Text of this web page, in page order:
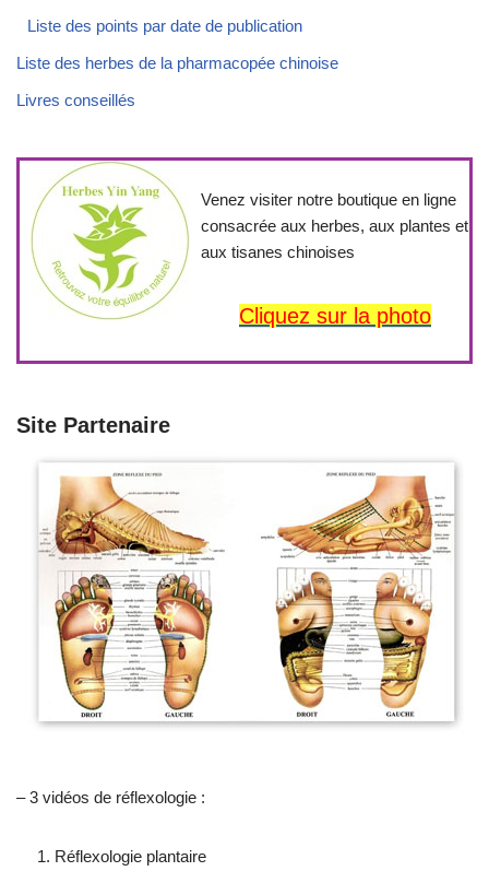
Liste des points par date de publication
Liste des herbes de la pharmacopée chinoise
Livres conseillés
Venez visiter notre boutique en ligne
consacrée aux herbes, aux plantes et
aux tisanes chinoises
Cliquez sur la photo
Site Partenaire
– 3 vidéos de réflexologie :
Réflexologie plantaire